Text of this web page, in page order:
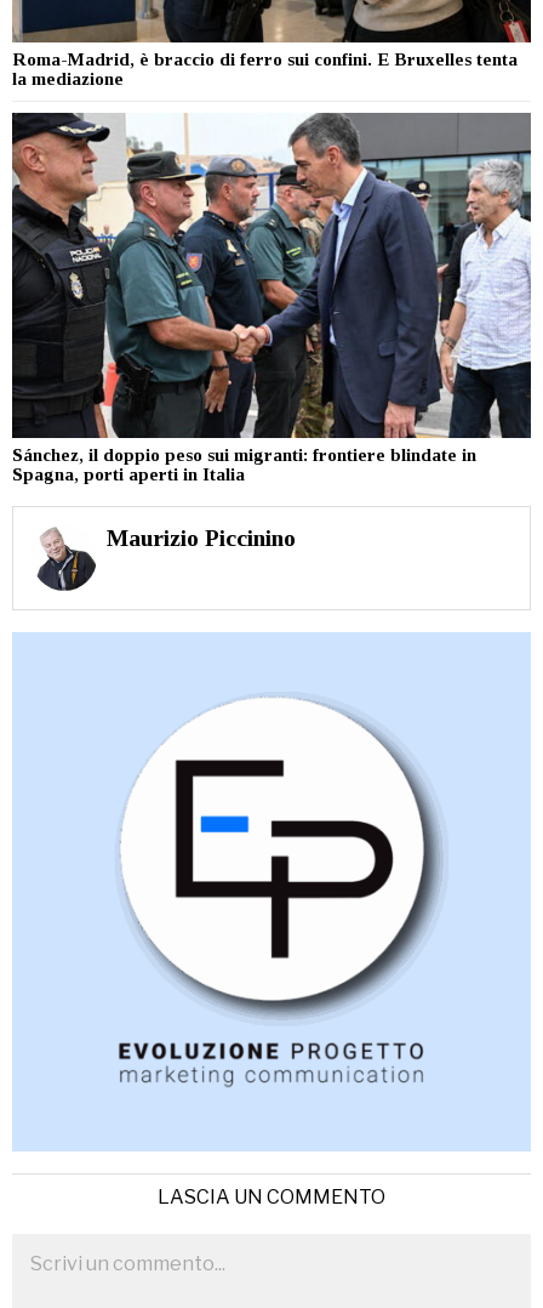
Roma-Madrid, è braccio di ferro sui confini. E Bruxelles tenta
la mediazione
Sánchez, il doppio peso sui migranti: frontiere blindate in
Spagna, porti aperti in Italia
Maurizio Piccinino
LASCIA UN COMMENTO